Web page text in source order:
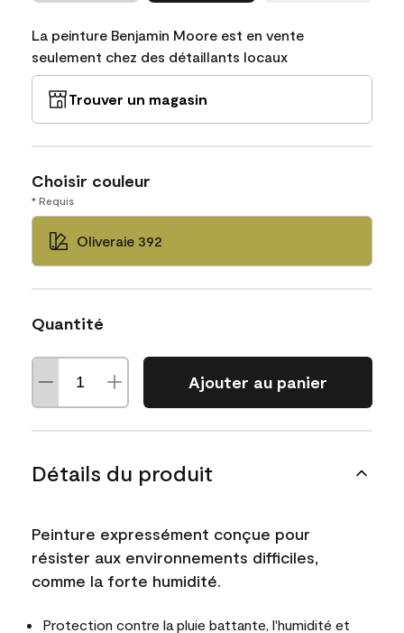
La peinture Benjamin Moore est en vente
seulement chez des détaillants locaux
Trouver un magasin
Choisir couleur
* Requis
Oliveraie 392
Quantité
Ajouter au panier
Détails du produit
Peinture expressément conçue pour
résister aux environnements difficiles,
comme la forte humidité.
Protection contre la pluie battante, l'humidité et